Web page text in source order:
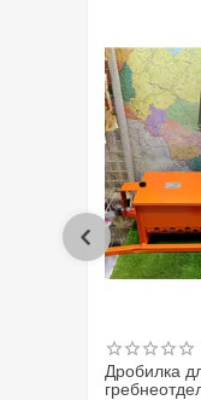
Дробилка